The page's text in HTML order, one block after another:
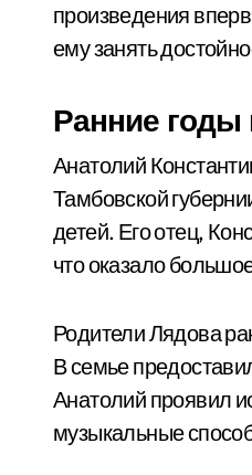
произведения
ему занять
Ранние годы
Анатолий
Тамбовской
детей. Его отец,
что оказало
Родители Лядова
В семье
Анатолий проявил
музыкальные